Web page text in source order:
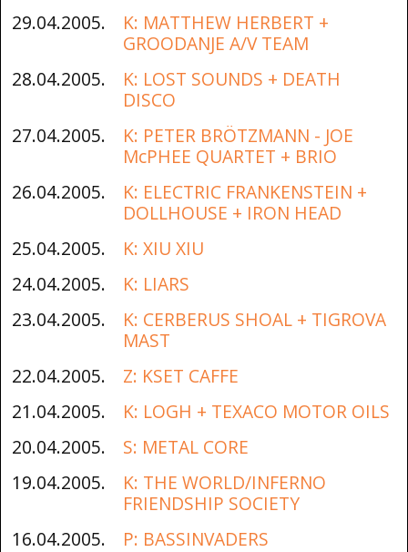
29.04.2005.
K: MATTHEW HERBERT +
GROODANJE A/V TEAM
28.04.2005.
K: LOST SOUNDS + DEATH
DISCO
27.04.2005.
K: PETER BRÖTZMANN - JOE
McPHEE QUARTET + BRIO
26.04.2005.
K: ELECTRIC FRANKENSTEIN +
DOLLHOUSE + IRON HEAD
25.04.2005.
K: XIU XIU
24.04.2005.
K: LIARS
23.04.2005.
K: CERBERUS SHOAL + TIGROVA
MAST
22.04.2005.
Z: KSET CAFFE
21.04.2005.
K: LOGH + TEXACO MOTOR OILS
20.04.2005.
S: METAL CORE
19.04.2005.
K: THE WORLD/INFERNO
FRIENDSHIP SOCIETY
16.04.2005.
P: BASSINVADERS